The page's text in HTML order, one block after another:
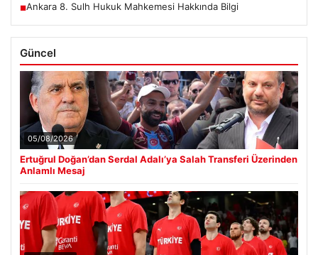
■Ankara 8. Sulh Hukuk Mahkemesi Hakkında Bilgi
Güncel
05/08/2026
Ertuğrul Doğan’dan Serdal Adalı’ya Salah Transferi Üzerinden
Anlamlı Mesaj